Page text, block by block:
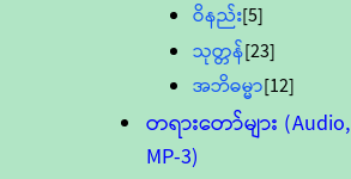
ဝိနည်း[5]
သုတ္တန်[23]
အဘိဓမ္မာ[12]
တရားတော်များ (Audio,
MP-3)